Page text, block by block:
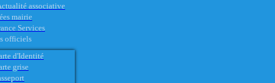
associative
mairie
Services
officiels
d'Identité
grise